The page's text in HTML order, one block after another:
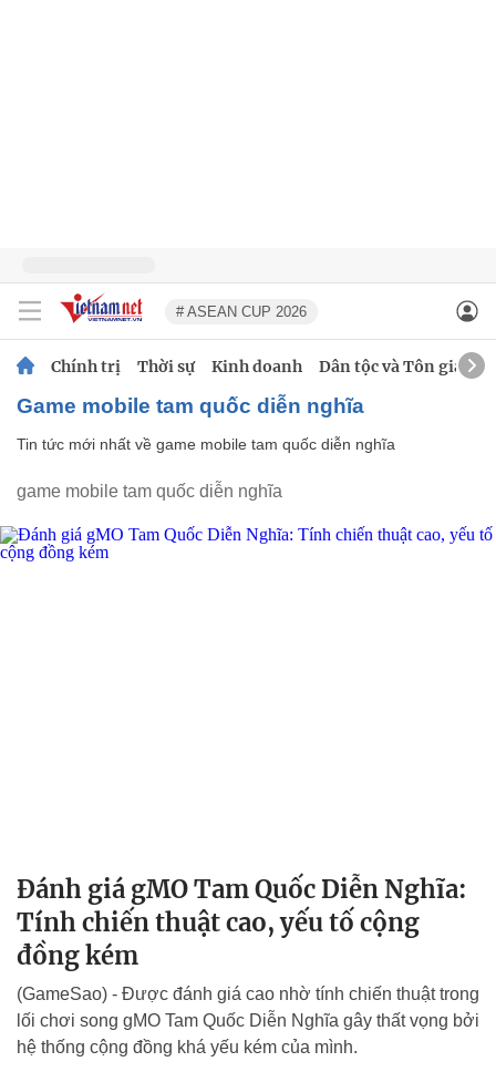
# ASEAN CUP 2026
Chính trị Thời sự Kinh doanh Dân tộc và Tôn giáo
game mobile tam quốc diễn nghĩa
Tin tức mới nhất về game mobile tam quốc diễn nghĩa
game mobile tam quốc diễn nghĩa
Đánh giá gMO Tam Quốc Diễn Nghĩa:
Tính chiến thuật cao, yếu tố cộng
đồng kém
(GameSao) - Được đánh giá cao nhờ tính chiến thuật trong
lối chơi song gMO Tam Quốc Diễn Nghĩa gây thất vọng bởi
hệ thống cộng đồng khá yếu kém của mình.